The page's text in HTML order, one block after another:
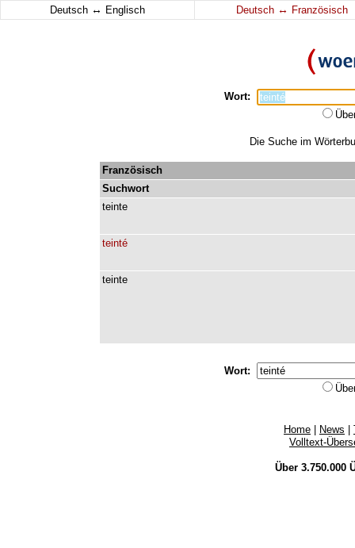
Deutsch ↔ Englisch Deutsch ↔ Französisch
Wort:
Die Suche im
Französisch
Suchwort
teinte
teinté
teinte
Wort:
Home News
Volltext-
Über 3.750.000